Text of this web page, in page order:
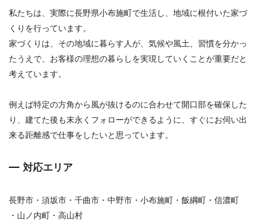
私たちは、実際に長野県小布施町で生活し、地域に根付いた家づ
くりを行っています。
家づくりは、その地域に暮らす人が、気候や風土、習慣を分かっ
たうえで、お客様の理想の暮らしを実現していくことが重要だと
考えています。
例えば特定の方角から風が抜けるのに合わせて開口部を確保した
り、建てた後も末永くフォローができるように、すぐにお伺い出
来る距離感で仕事をしたいと思っています。
対応エリア
長野市・須坂市・千曲市・中野市・小布施町・飯綱町・信濃町
・山ノ内町・高山村